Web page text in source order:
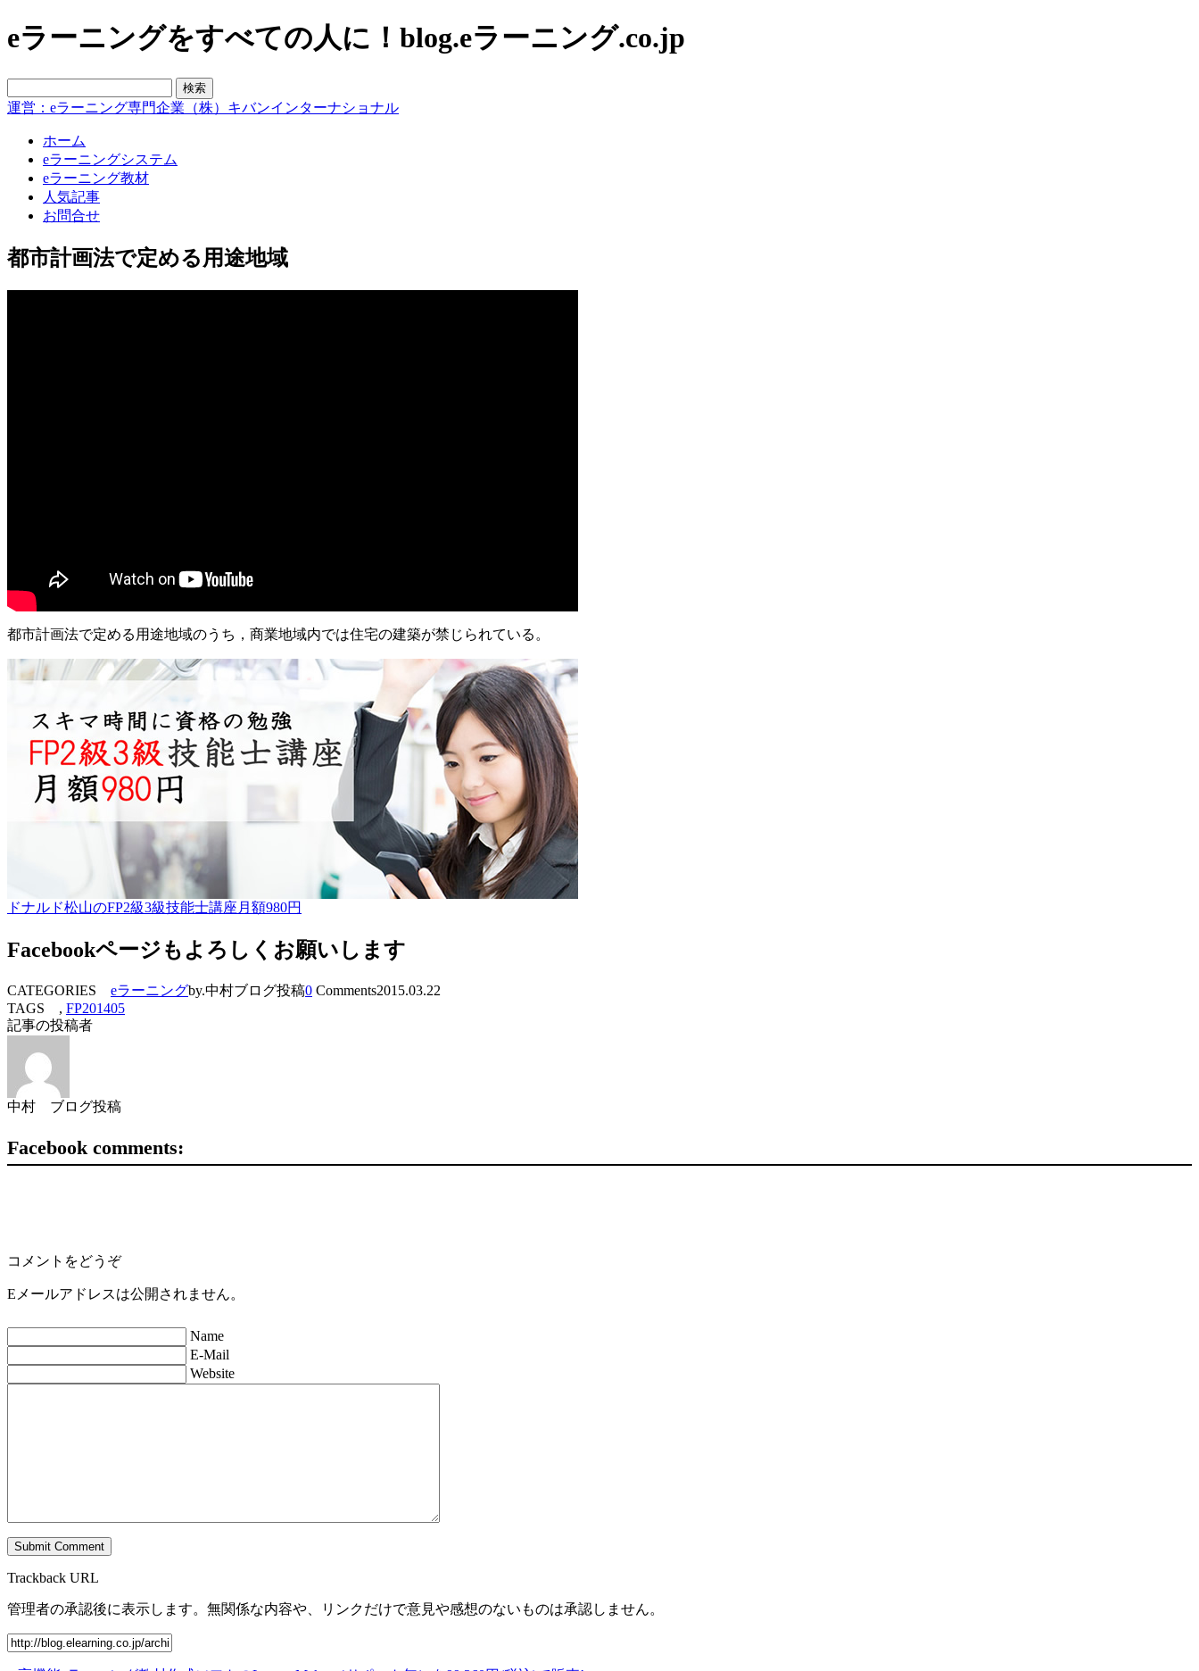
eラーニングをすべての人に！blog.eラーニング.co.jp
運営：eラーニング専門企業（株）キバンインターナショナル
ホーム
eラーニングシステム
eラーニング教材
人気記事
お問合せ
都市計画法で定める用途地域
都市計画法で定める用途地域のうち，商業地域内では住宅の建築が禁じられている。
ドナルド松山のFP2級3級技能士講座月額980円
Facebookページもよろしくお願いします
CATEGORIES eラーニングby.中村ブログ投稿0 Comments2015.03.22
TAGS , FP201405
記事の投稿者
中村 ブログ投稿
Facebook comments:
コメントをどうぞ
Eメールアドレスは公開されません。
Name
E-Mail
Website
Trackback URL
管理者の承認後に表示します。無関係な内容や、リンクだけで意見や感想のないものは承認しません。